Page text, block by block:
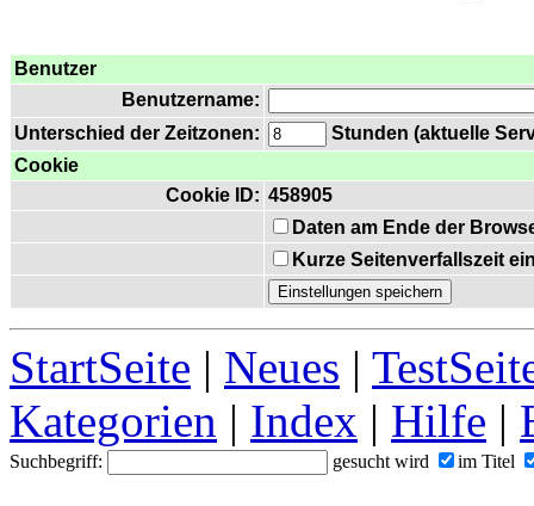
Benutzer
Benutzername:
Unterschied der Zeitzonen:
Stunden (aktuelle
Cookie
Cookie ID: 458905
Daten am Ende der
Kurze Seitenverfallszeit
StartSeite | Neues |
Kategorien | Index | Hilfe |
Suchbegriff: gesucht wird im Titel